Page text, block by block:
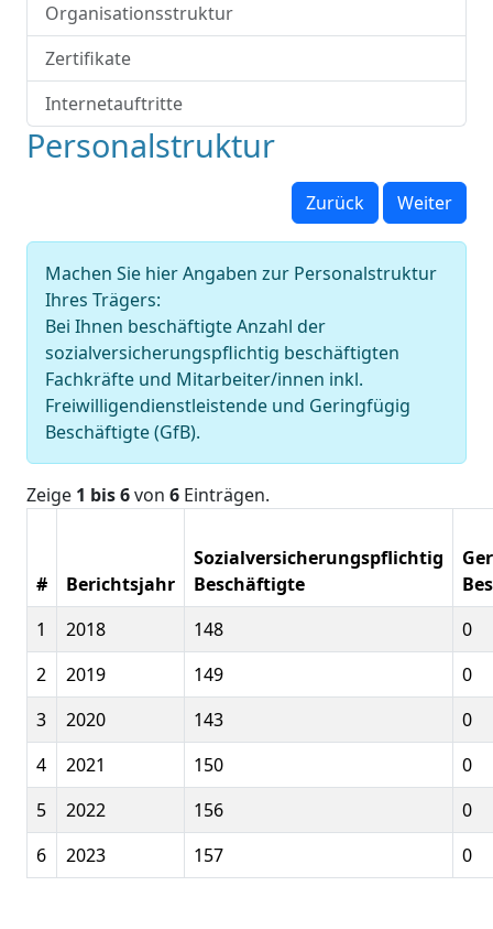
Organisationsstruktur
Zertifikate
Internetauftritte
Personalstruktur
Zurück Weiter
Machen Sie hier Angaben zur Personalstruktur
Ihres Trägers:
Bei Ihnen beschäftigte Anzahl der
sozialversicherungspflichtig beschäftigten
Fachkräfte und Mitarbeiter/innen inkl.
Freiwilligendienstleistende und Geringfügig
Beschäftigte (GfB).
Zeige 1 bis 6von 6 Einträgen.
# Berichtsjahr
Sozialversicherungspflichtig
Beschäftigte
1
2018 148
0
2
2019 149
0
3
2020 143
0
4
2021 150
0
5
2022 156
0
6
2023 157 0